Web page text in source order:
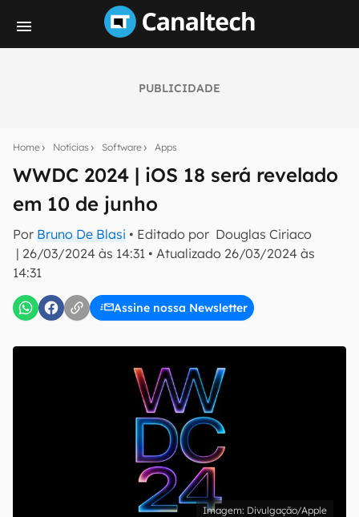
PUBLICIDADE
Home Notícias Software Apps
WWDC 2024 | iOS 18 será revelado
em 10 de junho
Por Bruno De Blasi • Editado por Douglas Ciriaco
| 26/03/2024 às 14:31 • Atualizado 26/03/2024 às
14:31
Assine nossa Newsletter
notícias e reviews sobre tecnologia em primeira
mão.
E-mail
Confirmo que li, aceito e concordo com os
Divulgação/Apple